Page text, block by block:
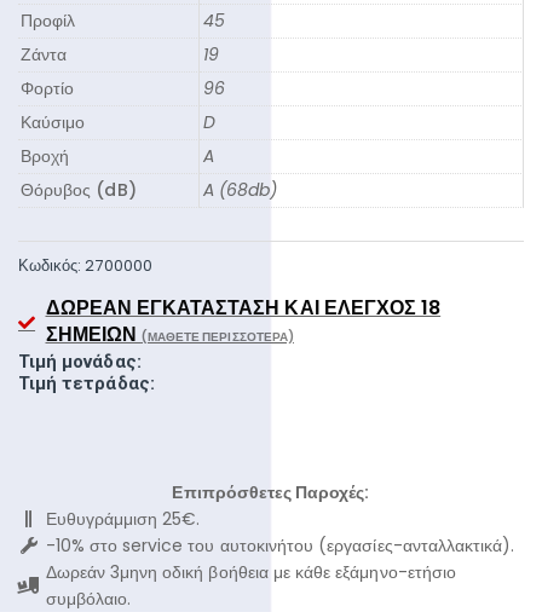
Προφίλ
45
Ζάντα
19
Φορτίο
96
Καύσιμο
D
Βροχή
A
Θόρυβος (dB)
A (68db)
Κωδικός:2700000
ΔΩΡΕΆΝ ΕΓΚΑΤΆΣΤΑΣΗ ΚΑΙ ΈΛΕΓΧΟΣ 18
ΣΗΜΕΊΩΝ (ΜΆΘΕΤΕ ΠΕΡΙΣΣΌΤΕΡΑ)
Τιμή μονάδας:
Τιμή τετράδας:
Επιπρόσθετες Παροχές:
Ευθυγράμμιση 25€.
-10% στο service του αυτοκινήτου (εργασίες-ανταλλακτικά).
Δωρεάν 3μηνη οδική βοήθεια με κάθε εξάμηνο-ετήσιο
συμβόλαιο.